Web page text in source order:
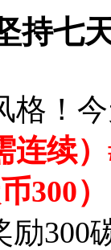
持七
格！
连续
300
励300